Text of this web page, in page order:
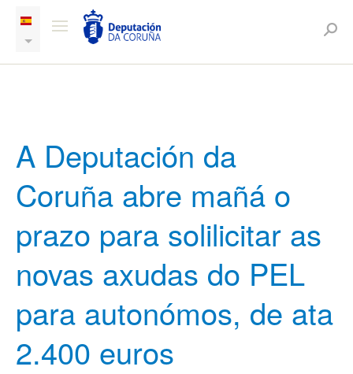
A Deputación da
Coruña abre mañá o
prazo para solilicitar as
novas axudas do PEL
para autonómos, de ata
2.400 euros